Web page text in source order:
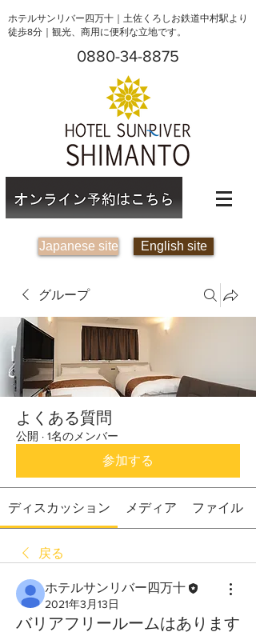
ホテルサンリバー四万十｜土佐くろしお鉄道中村駅より
徒歩8分｜観光、商用に便利な立地です。
0880-34-8875
Japanese site English site
グループ
よくある質問
公開 · 1名のメンバー
参加する
ディスカッション メディア ファイル
戻る
ホテルサンリバー四万十
2021年3月13日
バリアフリールームはあります